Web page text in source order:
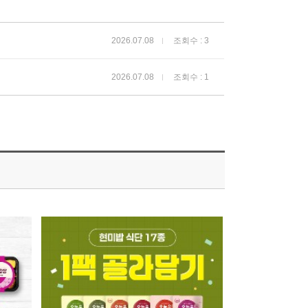
2026.07.08 조회수 : 3
2026.07.08 조회수 : 1